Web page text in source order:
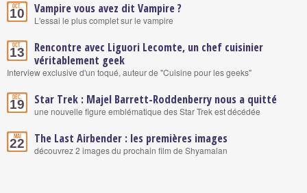
Oct.
10 Vampire vous avez dit Vampire ?
L'essai le plus complet sur le vampire
Oct.
13
Rencontre avec Liguori Lecomte, un chef cuisinier
véritablement geek
Interview exclusive d'un toqué, auteur de "Cuisine pour les geeks"
Déc.
19 Star Trek : Majel Barrett-Roddenberry nous a quitté
une nouvelle figure emblématique des Star Trek est décédée
Mai
22 The Last Airbender : les premières images
découvrez 2 images du prochain film de Shyamalan